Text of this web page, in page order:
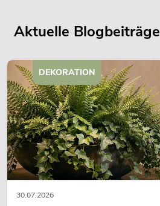
Aktuelle Blogbeiträge
30.07.2026
DEKORATION